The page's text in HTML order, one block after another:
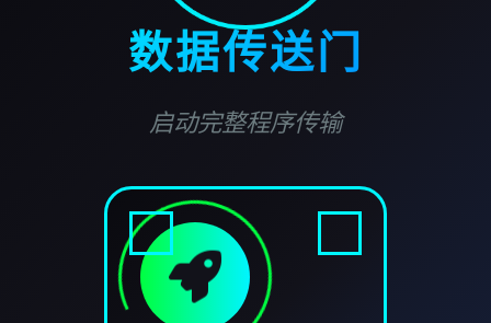
数据传送门
启动完整程序传输